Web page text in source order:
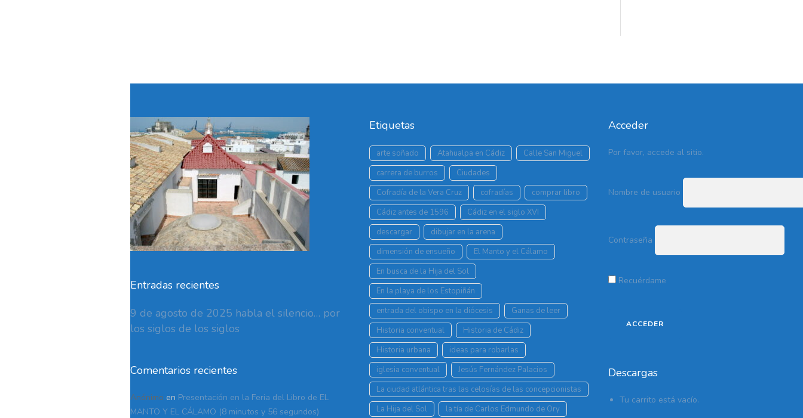
Entradas recientes
9 de agosto de 2025 habla el silencio… por
los siglos de los siglos
Comentarios recientes
Anónimo en Presentación en la Feria del Libro de EL
MANTO Y EL CÁLAMO (8 minutos y 56 segundos)
Etiquetas
arte soñado Atahualpa en Cádiz
Calle San Miguel
carrera de burros
Ciudades
Cofradía de la Vera Cruz
cofradías
comprar libro
Cádiz antes de 1596
Cádiz en el siglo XVI
descargar
dibujar en la arena
dimensión de ensueño
El Manto y el Cálamo
En busca de la Hija del Sol
En la playa de los Estopiñán
entrada del obispo en la diócesis
Ganas de leer
Historia conventual
Historia de Cádiz
Historia urbana
ideas para robarlas
iglesia conventual
Jesús Fernández Palacios
La ciudad atlántica tras las celosías de las concepcionistas
La Hija del Sol
la tía de Carlos Edmundo de Ory
Acceder
Por favor, accede al sitio.
Nombre de usuario
Contraseña
Recuérdame
Descargas
Tu carrito está vacío.